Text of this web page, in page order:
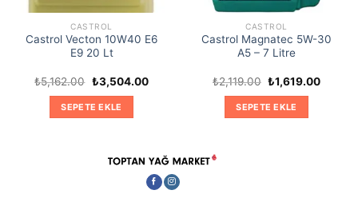
CASTROL
Castrol Vecton 10W40 E6
E9 20 Lt
₺5,162.00 Orijinal
fiyat:
₺5,162.00.
₺3,504.00Şu
SEPETE EKLE
CASTROL
Castrol Magnatec 5W-30
A5 – 7 Litre
₺2,119.00 Orijinal
fiyat:
₺2,119.00.
₺1,619.00Şu
SEPETE EKLE